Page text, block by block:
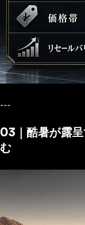
---
03｜酷暑が露
む